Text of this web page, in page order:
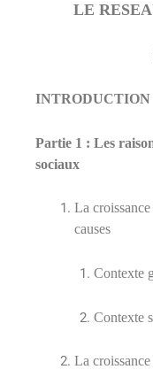
LE
INTRODUCTION
Partie 1 : Les
sociaux
La croissance
causes
Contexte
Contexte
La croissance